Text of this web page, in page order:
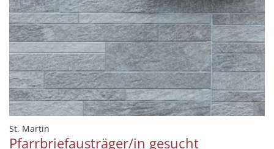
St. Martin
Pfarrbriefausträger/in gesucht